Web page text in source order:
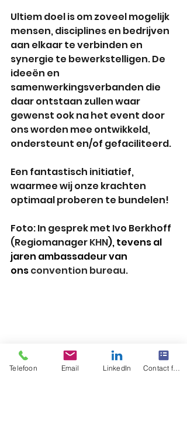
Ultiem doel is om zoveel mogelijk
mensen, disciplines en bedrijven
aan elkaar te verbinden en
synergie te bewerkstelligen. De
ideeën en
samenwerkingsverbanden die
daar ontstaan zullen waar
gewenst ook na het event door
ons worden mee ontwikkeld,
ondersteunt en/of gefaciliteerd.
Een fantastisch initiatief,
waarmee wij onze krachten
optimaal proberen te bundelen!
Foto: In gesprek met Ivo Berkhoff
(Regiomanager KHN), tevens al
jaren ambassadeur van
ons convention bureau.
Telefoon Email LinkedIn Contact form